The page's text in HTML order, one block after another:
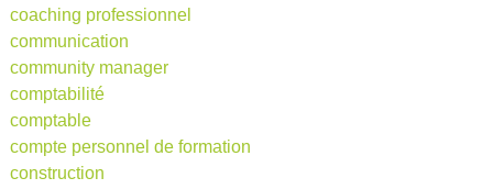
coaching professionnel
communication
community manager
comptabilité
comptable
compte personnel de formation
construction